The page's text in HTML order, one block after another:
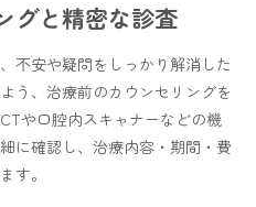
グと精密な診査
不安や疑問をしっかり解消した
う、治療前のカウンセリングを
や口腔内スキャナーなどの機
に確認し、治療内容・期間・費
す。